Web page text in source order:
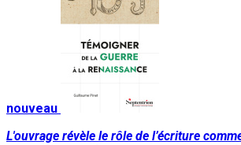
nouveau
L'ouvrage révèle le rôle de l’écriture